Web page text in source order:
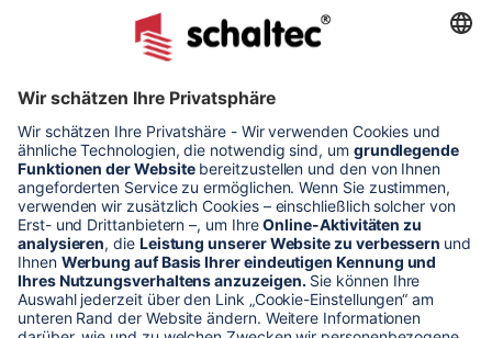
Kundenmeinungen
* Alle Preise verstehen sich zzgl. Mehrwertsteuer und Versandkosten